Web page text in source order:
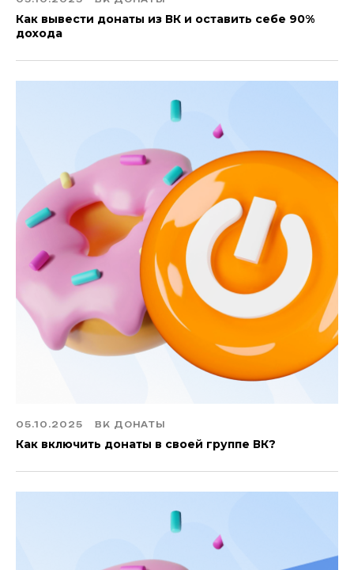
Как вывести донаты из ВК и оставить себе 90%
дохода
05.10.2025 ВК ДОНАТЫ
Как включить донаты в своей группе ВК?